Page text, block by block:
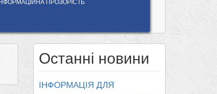
Останні новини
ІНФОРМАЦІЯ ДЛЯ